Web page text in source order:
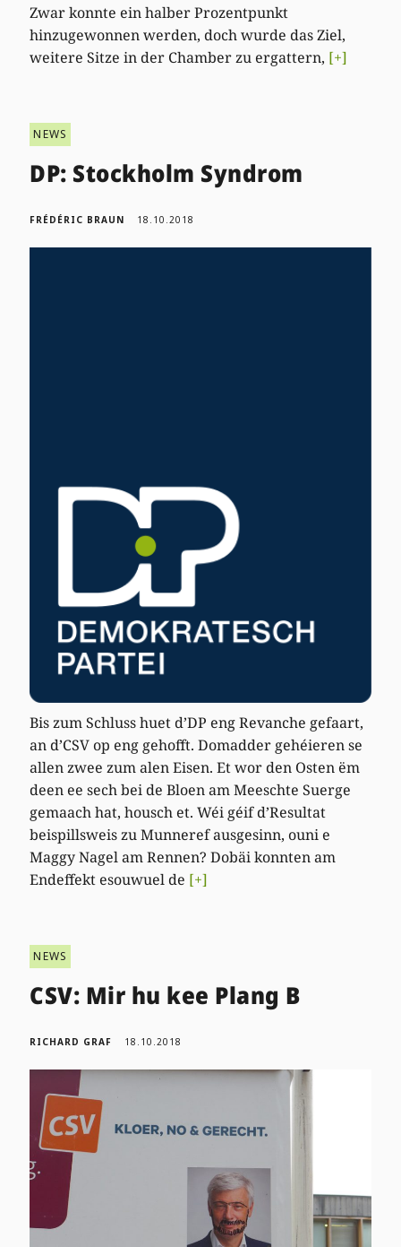
Zwar konnte ein halber Prozentpunkt
hinzugewonnen werden, doch wurde das Ziel,
weitere Sitze in der Chamber zu ergattern, [+]
NEWS
DP: Stockholm Syndrom
FRÉDÉRIC BRAUN 18.10.2018
Bis zum Schluss huet d’DP eng Revanche gefaart,
an d’CSV op eng gehofft. Domadder gehéieren se
allen zwee zum alen Eisen. Et wor den Osten ëm
deen ee sech bei de Bloen am Meeschte Suerge
gemaach hat, housch et. Wéi géif d’Resultat
beispillsweis zu Munneref ausgesinn, ouni e
Maggy Nagel am Rennen? Dobäi konnten am
Endeffekt esouwuel de [+]
NEWS
CSV: Mir hu kee Plang B
RICHARD GRAF 18.10.2018